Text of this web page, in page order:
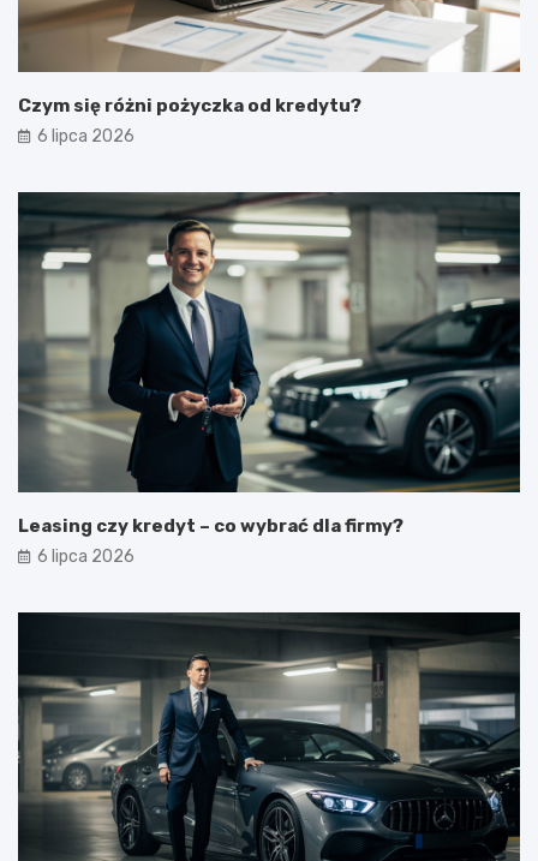
Czym się różni pożyczka od kredytu?
6 lipca 2026
Leasing czy kredyt – co wybrać dla firmy?
6 lipca 2026